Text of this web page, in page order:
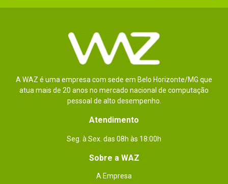
A WAZ é uma empresa com sede em Belo Horizonte/MG que
atua mais de 20 anos no mercado nacional de computação
pessoal de alto desempenho.
Atendimento
Seg. à Sex. das 08h às 18:00h
Sobre a WAZ
A Empresa